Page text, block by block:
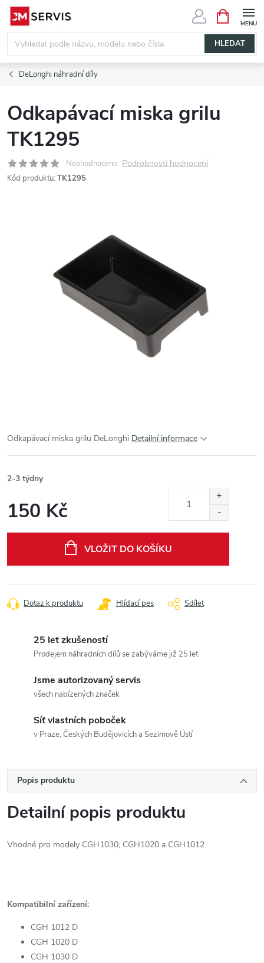
Přejít
obsah
HLEDAT
NÁKUPNÍ
KOŠÍK
DeLonghi náhradní díly
Odkapávací miska grilu
TK1295
Neohodnoceno Podrobnosti hodnocení
Kód produktu: TK1295
Odkapávací miska grilu DeLonghi Detailní informace
2-3 týdny
150 Kč
VLOŽIT DO KOŠÍKU
Dotaz k produktu Hlídací pes Sdílet
25 let zkušeností
Prodejem náhradních dílů se zabýváme již 25 let
Jsme autorizovaný servis
všech nabízených značek
Síť vlastních poboček
v Praze, Českých Budějovicích a Sezimově Ústí
Popis produktu
Detailní popis produktu
Vhodné pro modely CGH1030, CGH1020 a CGH1012
Kompatibilní zařízení:
CGH 1012 D
CGH 1020 D
CGH 1030 D